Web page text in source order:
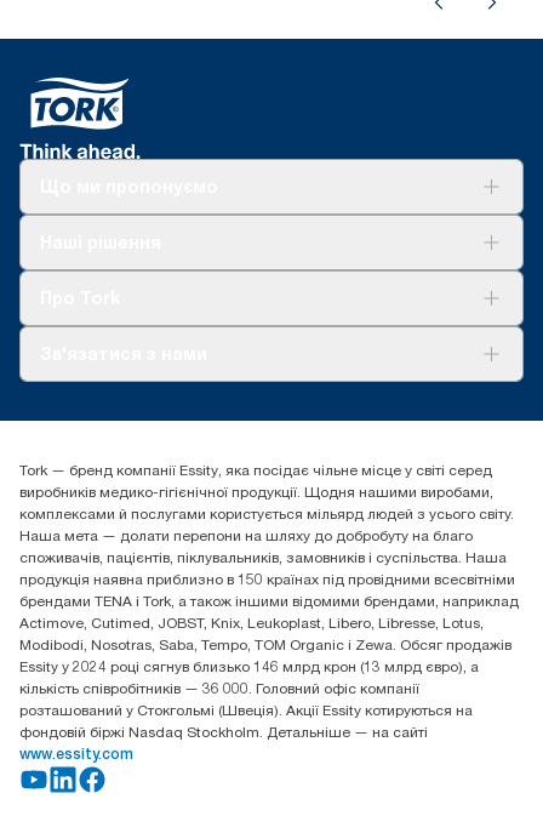
(+38) 044 490 55 66
Essity Україна
04071 м. Київ, вул. Григорія Сковороди 19,
Тел. +38 044 490 55 66
Tork — бренд компанії Essity, яка посідає чільне місце у світі серед
виробників медико-гігієнічної продукції. Щодня нашими виробами,
комплексами й послугами користується мільярд людей з усього світу.
Наша мета — долати перепони на шляху до добробуту на благо
споживачів, пацієнтів, піклувальників, замовників і суспільства. Наша
продукція наявна приблизно в 150 країнах під провідними всесвітніми
брендами TENA і Tork, а також іншими відомими брендами, наприклад
Actimove, Cutimed, JOBST, Knix, Leukoplast, Libero, Libresse, Lotus,
Modibodi, Nosotras, Saba, Tempo, TOM Organic і Zewa. Обсяг продажів
Essity у 2024 році сягнув близько 146 млрд крон (13 млрд євро), а
кількість співробітників — 36 000. Головний офіс компанії
розташований у Стокгольмі (Швеція). Акції Essity котируються на
фондовій біржі Nasdaq Stockholm. Детальніше — на сайті
www.essity.com